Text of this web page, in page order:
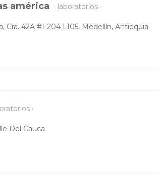
américa laboratorios
Cra. 42A #I-204 L105, Medellín, Antioquia
Del Cauca